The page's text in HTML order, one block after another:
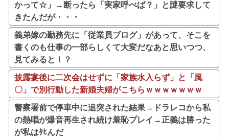
かって☆」→断ったら「実家呼べば？」と謎要求して
きたんだが・・・
義弟嫁の勤務先に「従業員ブログ」があって、そこを
書くのも仕事の一部らしくて大変だなあと思いつつ、
見てみると！？
披露宴後に二次会はせずに「家族水入らず」と「風
〇」で別行動した新婚夫婦がこちらｗｗｗｗｗｗｗ
警察署前で停車中に追突された結果→ドラレコから私
の熱唱が爆音再生され続け羞恥プレイ→正義は勝った
が私はﾀﾋんだ